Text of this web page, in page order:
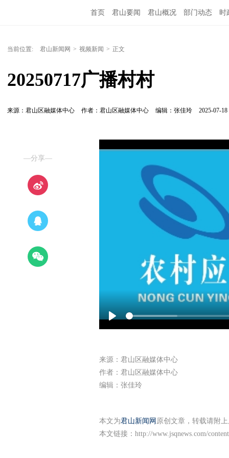
首页 君山要闻 君山概况 部门动态 时
当前位置: 君山新闻网 > 视频新闻 > 正文
20250717广播村村
来源：君山区融媒体中心 作者：君山区融媒体中心 编辑：张佳玲 2025-07-18
—分享—
Play
来源：君山区融媒体中心
作者：君山区融媒体中心
编辑：张佳玲
本文为君山新闻网 原创文章，转载请附
本文链接： http://www.jsqnews.com/